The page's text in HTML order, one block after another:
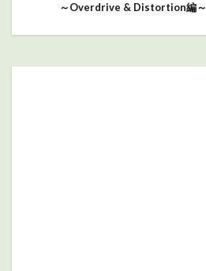
～Overdrive & Distortion編～